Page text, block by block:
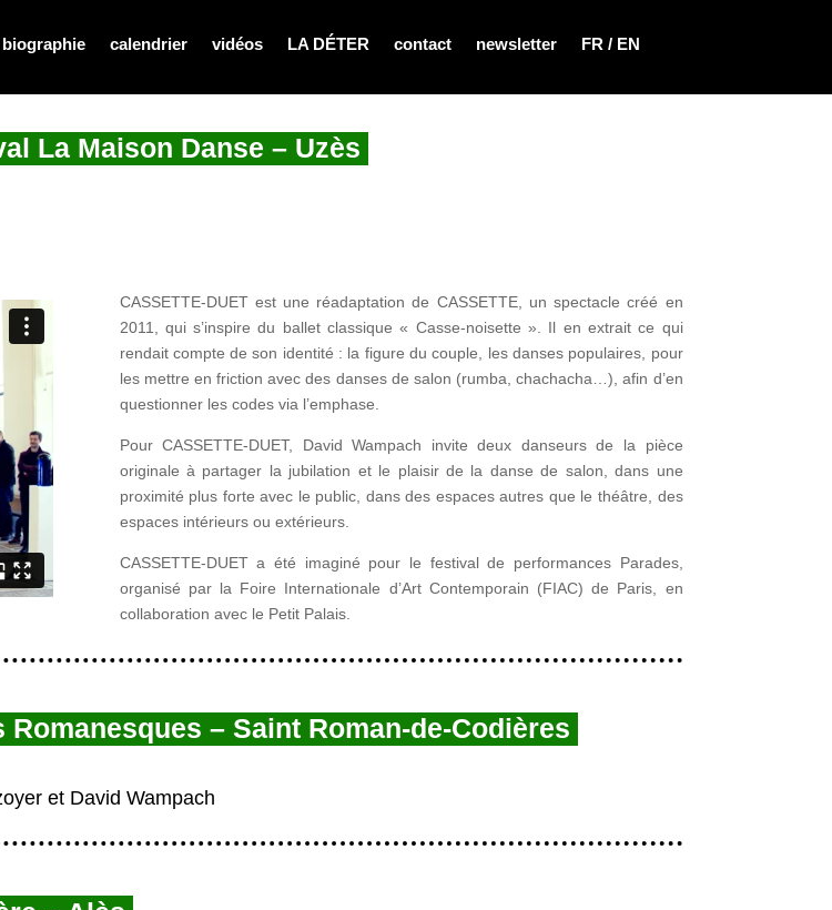
biographie calendrier vidéos LA DÉTER contact newsletter FR / EN
La Maison Danse – Uzès
CASSETTE-DUET est une réadaptation de CASSETTE, un spectacle créé en
2011, qui s’inspire du ballet classique « Casse-noisette ». Il en extrait ce qui
rendait compte de son identité : la figure du couple, les danses populaires, pour
les mettre en friction avec des danses de salon (rumba, chachacha…), afin d’en
questionner les codes via l’emphase.
Pour CASSETTE-DUET, David Wampach invite deux danseurs de la pièce
originale à partager la jubilation et le plaisir de la danse de salon, dans une
proximité plus forte avec le public, dans des espaces autres que le théâtre, des
espaces intérieurs ou extérieurs.
CASSETTE-DUET a été imaginé pour le festival de performances Parades,
organisé par la Foire Internationale d’Art Contemporain (FIAC) de Paris, en
collaboration avec le Petit Palais.
– Saint Roman-de-Codières
et David Wampach